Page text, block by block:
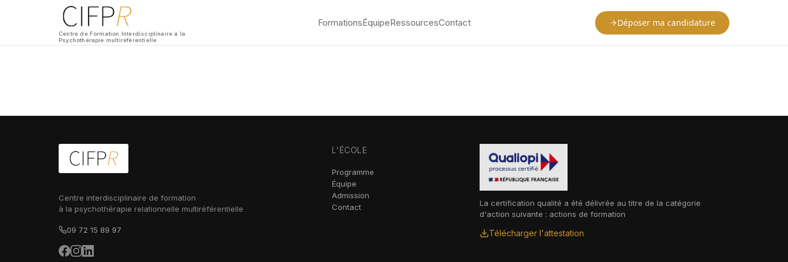
Centre de Formation Interdisciplinaire à la
Psychothérapie multiréférentielle
FormationsÉquipeRessourcesContact Déposer ma candidature
Centre interdisciplinaire de formation
à la psychothérapie relationnelle multiréférentielle
09 72 15 89 97
L'ÉCOLE
Programme
Équipe
Admission
Contact
La certification qualité a été délivrée au titre de la catégorie
d'action suivante : actions de formation
Télécharger l'attestation